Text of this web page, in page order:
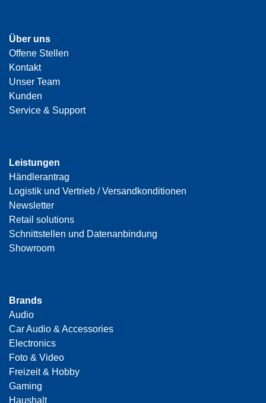
Über uns
Offene Stellen
Kontakt
Unser Team
Kunden
Service & Support
Leistungen
Händlerantrag
Logistik und Vertrieb / Versandkonditionen
Newsletter
Retail solutions
Schnittstellen und Datenanbindung
Showroom
Brands
Audio
Car Audio & Accessories
Electronics
Foto & Video
Freizeit & Hobby
Gaming
Haushalt